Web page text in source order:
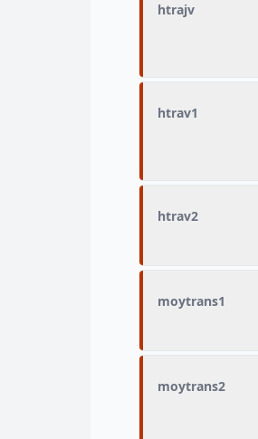
htrajv
htrav1
htrav2
moytrans1
moytrans2